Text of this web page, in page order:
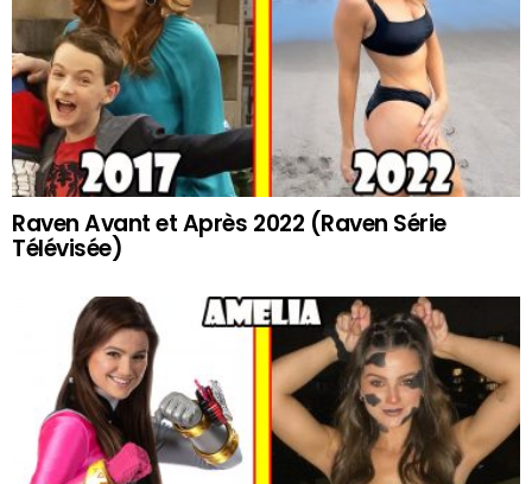
Raven Avant et Après 2022 (Raven Série
Télévisée)